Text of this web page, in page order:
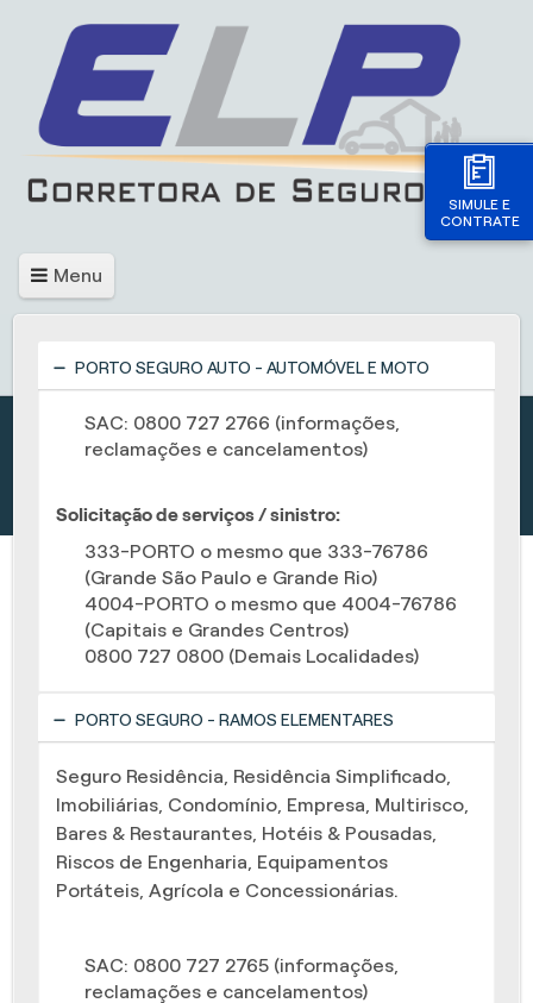
SIMULE E
CONTRATE
Menu
PORTO SEGURO AUTO - AUTOMÓVEL E MOTO
SAC: 0800 727 2766 (informações,
reclamações e cancelamentos)
Solicitação de serviços / sinistro:
333-PORTO o mesmo que 333-76786
(Grande São Paulo e Grande Rio)
4004-PORTO o mesmo que 4004-76786
(Capitais e Grandes Centros)
0800 727 0800 (Demais Localidades)
PORTO SEGURO - RAMOS ELEMENTARES
Seguro Residência, Residência Simplificado,
Imobiliárias, Condomínio, Empresa, Multirisco,
Bares & Restaurantes, Hotéis & Pousadas,
Riscos de Engenharia, Equipamentos
Portáteis, Agrícola e Concessionárias.
SAC: 0800 727 2765 (informações,
reclamações e cancelamentos)